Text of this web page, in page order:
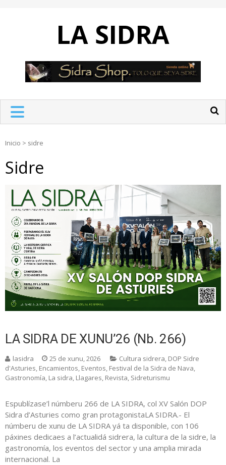
LA SIDRA
Inicio > sidre
Sidre
LA SIDRA DE XUNU’26 (Nb. 266)
lasidra 25 de xunu, 2026 Cultura sidrera, DOP Sidre
d'Asturies, Encamientos, Eventos, Festival de la Sidra de Nava,
Gastronomía, La sidra, Llagares, Revista, Sidreturismu
Espublízase’l númberu 266 de LA SIDRA, col XV Salón DOP
Sidra d’Asturies como gran protagonistaLA SIDRA.- El
númberu de xunu de LA SIDRA yá ta disponible, con 106
páxines dedicaes a l’actualidá sidrera, la cultura de la sidre, la
gastronomía, los eventos del sector y una amplia mirada
internacional. La